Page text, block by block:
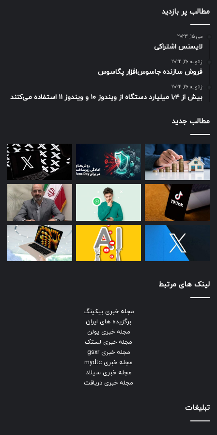
مطالب پر بازدید
می 15, 2023
لایسنس اشتراکی
ژانویه 26, 2022
فروش سازنده جاسوس‌افزار پگاسوس
ژانویه 26, 2022
بیش از ۱٫۴ میلیارد دستگاه از ویندوز ۱۰ و ویندوز ۱۱ استفاده می‌کنند
مطالب جدید
لینک های مرتبط
مجله خبری بیکینگ
برگزیده های ایران
مجله خبری یولن
مجله خبری لستک
مجله خبری gsxr
مجله خبری mydtc
مجله خبری سیلاد
مجله خبری دریافت
تبلیغات